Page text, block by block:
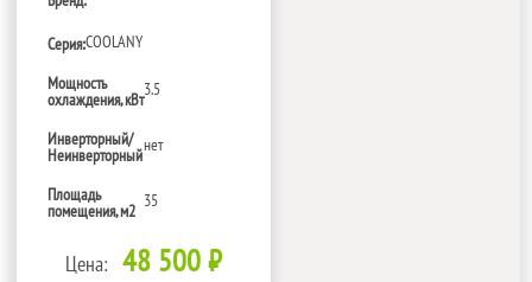
Серия:COOLANY
Мощность
охлаждения, кВт
3.5
Инверторный/
Неинверторный
нет
Площадь
помещения, м2
35
Цена: 48 500 ₽